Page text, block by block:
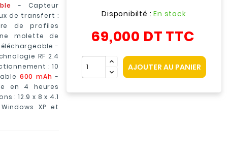
- Capteur
de transfert :
de profiles
molette de
-
RF 2.4
: 10
600 mAh -
en 4 heures
: 12.9 x 8 x 4.1
XP et
Disponibilté :En stock
69,000 DT TTC
AJOUTER AU PANIER